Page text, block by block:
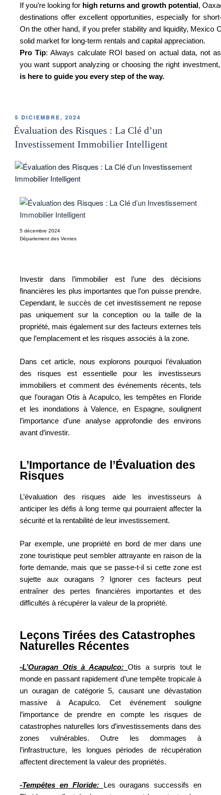
If you’re looking for high returns and growth potential,
destinations offer excellent opportunities, especially for
On the other hand, if you prefer stability and liquidity, Mexico
solid market for long-term rentals and capital appreciation.
Pro Tip: Always calculate ROI based on actual data, not
you want support analyzing or choosing the right
is here to guide you every step of the way.
5 DICIEMBRE, 2024
Évaluation des Risques : La Clé d’un
Investissement Immobilier Intelligent
5 décembre 2024
Département des Ventes
Investir dans l’immobilier est l’une des décisions
financières les plus importantes que l’on puisse prendre.
Cependant, le succès de cet investissement ne repose
pas uniquement sur la conception ou la taille de la
propriété, mais également sur des facteurs externes tels
que l’emplacement et les risques associés à la zone.
Dans cet article, nous explorons pourquoi l’évaluation
des risques est essentielle pour les investisseurs
immobiliers et comment des événements récents, tels
que l’ouragan Otis à Acapulco, les tempêtes en Floride
et les inondations à Valence, en Espagne, soulignent
l’importance d’une analyse approfondie des environs
avant d’investir.
L’Importance de l’Évaluation des
Risques
L’évaluation des risques aide les investisseurs à
anticiper les défis à long terme qui pourraient affecter la
sécurité et la rentabilité de leur investissement.
Par exemple, une propriété en bord de mer dans une
zone touristique peut sembler attrayante en raison de la
forte demande, mais que se passe-t-il si cette zone est
sujette aux ouragans ? Ignorer ces facteurs peut
entraîner des pertes financières importantes et des
difficultés à récupérer la valeur de la propriété.
Leçons Tirées des Catastrophes
Naturelles Récentes
-L’Ouragan Otis à Acapulco: Otis a surpris tout le
monde en passant rapidement d’une tempête tropicale à
un ouragan de catégorie 5, causant une dévastation
massive à Acapulco. Cet événement souligne
l’importance de prendre en compte les risques de
catastrophes naturelles lors d’investissements dans des
zones vulnérables. Outre les dommages à
l’infrastructure, les longues périodes de récupération
affectent directement la valeur des propriétés.
-Tempêtes en Floride: Les ouragans successifs en